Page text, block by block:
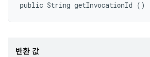
public String getInvocationId ()
반환 값